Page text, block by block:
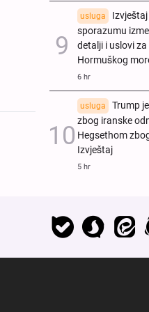
usluga
sporazumu
detalji i uslovi
Hormuškog
6 hr
usluga
Trump
zbog iranske
Hegsethom
Izvještaj
5 hr